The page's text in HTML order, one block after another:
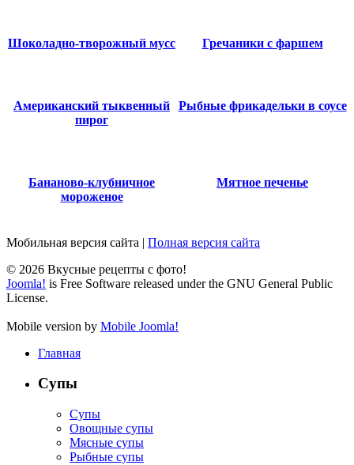
Шоколадно-творожный мусс Гречаники с фаршем
Американский тыквенный
пирог
Рыбные фрикадельки в соусе
Бананово-клубничное
мороженое
Мятное печенье
Мобильная версия сайта | Полная версия сайта
© 2026 Вкусные рецепты с фото!
Joomla! is Free Software released under the GNU General Public
License.
Mobile version by Mobile Joomla!
Главная
Супы
Супы
Овощные супы
Мясные супы
Рыбные супы